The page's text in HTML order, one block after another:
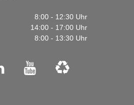
8:00 - 12:30 Uhr
14:00 - 17:00 Uhr
8:00 - 13:30 Uhr